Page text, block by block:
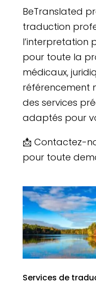
BeTranslated
traduction
l’interpretation
pour toute la
médicaux,
référencement
des services
adaptés pour
📩 Contactez-
pour toute
Services de